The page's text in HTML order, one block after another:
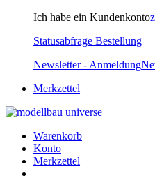
Ich habe ein Kundenkonto
Statusabfrage Bestellung
Newsletter - Anmeldung
Merkzettel
Warenkorb
Konto
Merkzettel